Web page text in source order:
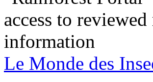
access to
information
Le Monde des